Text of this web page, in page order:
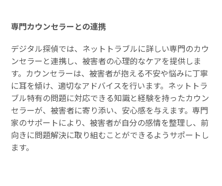
専門カウンセラーとの連携
デジタル探偵では、ネットトラブルに詳しい専門のカウ
ンセラーと連携し、被害者の心理的なケアを提供しま
す。カウンセラーは、被害者が抱える不安や悩みに丁寧
に耳を傾け、適切なアドバイスを行います。ネットトラ
ブル特有の問題に対応できる知識と経験を持ったカウン
セラーが、被害者に寄り添い、安心感を与えます。専門
家のサポートにより、被害者が自分の感情を整理し、前
向きに問題解決に取り組むことができるようサポートし
ます。